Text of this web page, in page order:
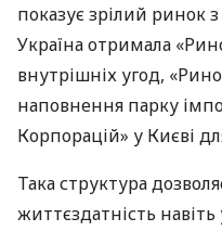
показує зрілий ринок
Україна отримала
внутрішніх угод,
наповнення парку
Корпорацій» у Києві
Така структура
життєздатність